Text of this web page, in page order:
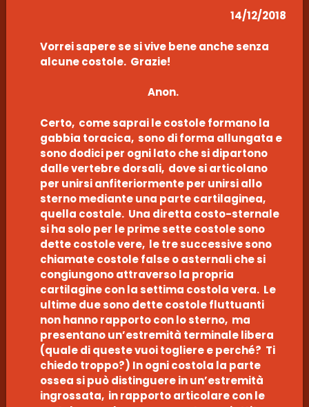
14/12/2018
Vorrei sapere se si vive bene anche senza
alcune costole. Grazie!
Anon.
Certo, come saprai le costole formano la
gabbia toracica, sono di forma allungata e
sono dodici per ogni lato che si dipartono
dalle vertebre dorsali, dove si articolano
per unirsi anfiteriormente per unirsi allo
sterno mediante una parte cartilaginea,
quella costale. Una diretta costo-sternale
si ha solo per le prime sette costole sono
dette costole vere, le tre successive sono
chiamate costole false o asternali che si
congiungono attraverso la propria
cartilagine con la settima costola vera. Le
ultime due sono dette costole fluttuanti
non hanno rapporto con lo sterno, ma
presentano un’estremità terminale libera
(quale di queste vuoi togliere e perché? Ti
chiedo troppo?) In ogni costola la parte
ossea si può distinguere in un’estremità
ingrossata, in rapporto articolare con le